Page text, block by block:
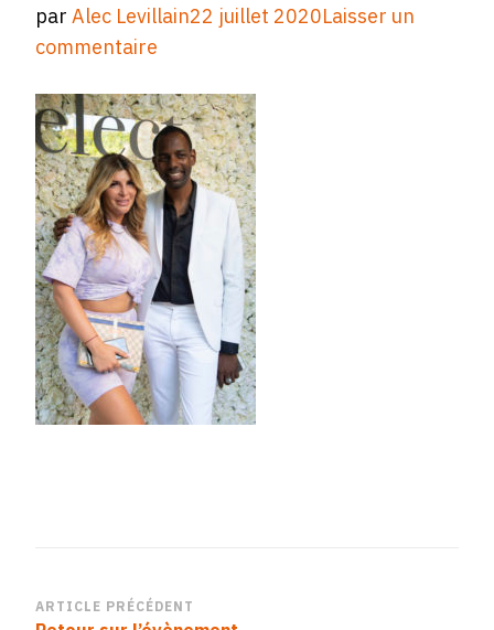
parAlec Levillain22 juillet 2020Laisser un
commentaire
Navigation
ARTICLE PRÉCÉDENT